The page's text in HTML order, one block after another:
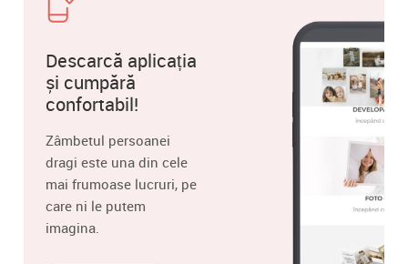
Descarcă aplicația
și cumpără
confortabil!
Zâmbetul persoanei
dragi este una din cele
mai frumoase lucruri, pe
care ni le putem
imagina.